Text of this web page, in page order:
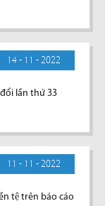
14 - 11 - 2022
lần thứ 33
11 - 11 - 2022
tệ trên báo cáo